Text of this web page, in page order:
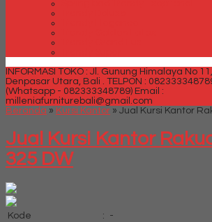
INFORMASI TOKO : Jl. Gunung Himalaya No
Denpasar Utara, Bali . TELPON :
(Whatsapp - 082333348789) Email :
milleniafurniturebali@gmail.com
Beranda » Kursi Kantor » Jual Kursi Kantor
Jual Kursi Kantor
325 DW
Kode :
-